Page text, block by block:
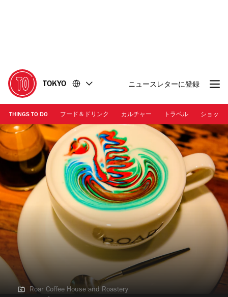
に
移
動
移
動
TOKYO ニュースレターに登録
THINGS TO DO フード＆ドリンク カルチャー トラベル ショッピ
Roar Coffee House and Roastery